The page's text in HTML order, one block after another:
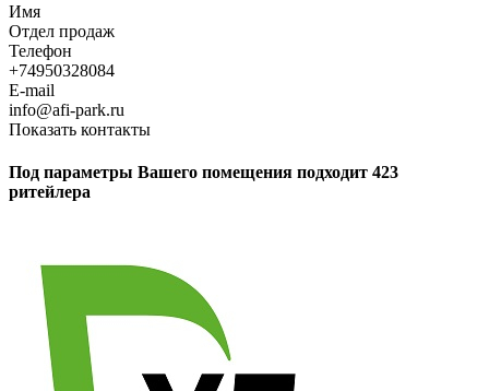
Имя
Отдел продаж
Телефон
+74950328084
E-mail
info@afi-park.ru
Показать контакты
Под параметры Вашего помещения подходит 423
ритейлера